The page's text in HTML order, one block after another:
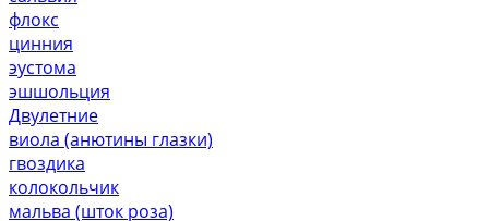
флокс
цинния
эустома
эшшольция
Двулетние
виола (анютины глазки)
гвоздика
колокольчик
мальва (шток роза)